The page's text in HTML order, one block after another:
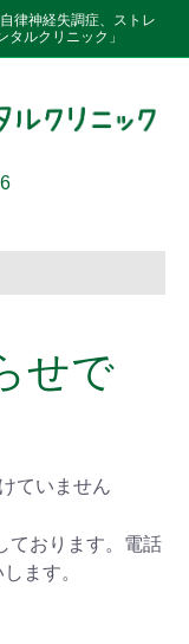
律神経失調症、ストレ
ルクリニック」
せで
ていません
ております。電話
ます。